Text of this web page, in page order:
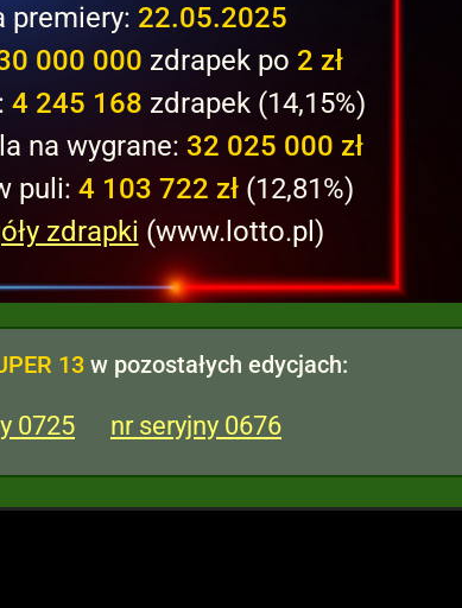
premiery: 22.05.2025
000 000 zdrapek po 2 zł
4 245 168 zdrapek (14,15%)
na wygrane: 32 025 000 zł
puli: 4 103 722 zł (12,81%)
zdrapki (www.lotto.pl)
13w pozostałych edycjach:
0725 nr seryjny 0676